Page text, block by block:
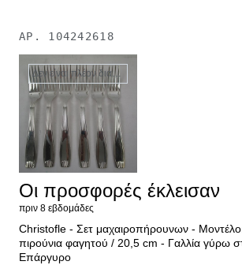
ΑΡ. 104242618
Δεν είναι πλέον διαθέσιμο
Οι προσφορές έκλεισαν
πριν 8 εβδομάδες
Christofle - Σετ μαχαιροπήρουνων -
πιρούνια φαγητού / 20,5 cm - Γαλλία γύρω
Επάργυρο